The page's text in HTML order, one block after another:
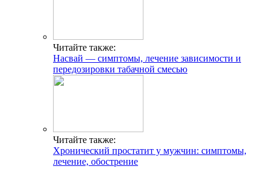
Читайте также:
Насвай — симптомы, лечение зависимости и
передозировки табачной смесью
Читайте также:
Хронический простатит у мужчин: симптомы,
лечение, обострение